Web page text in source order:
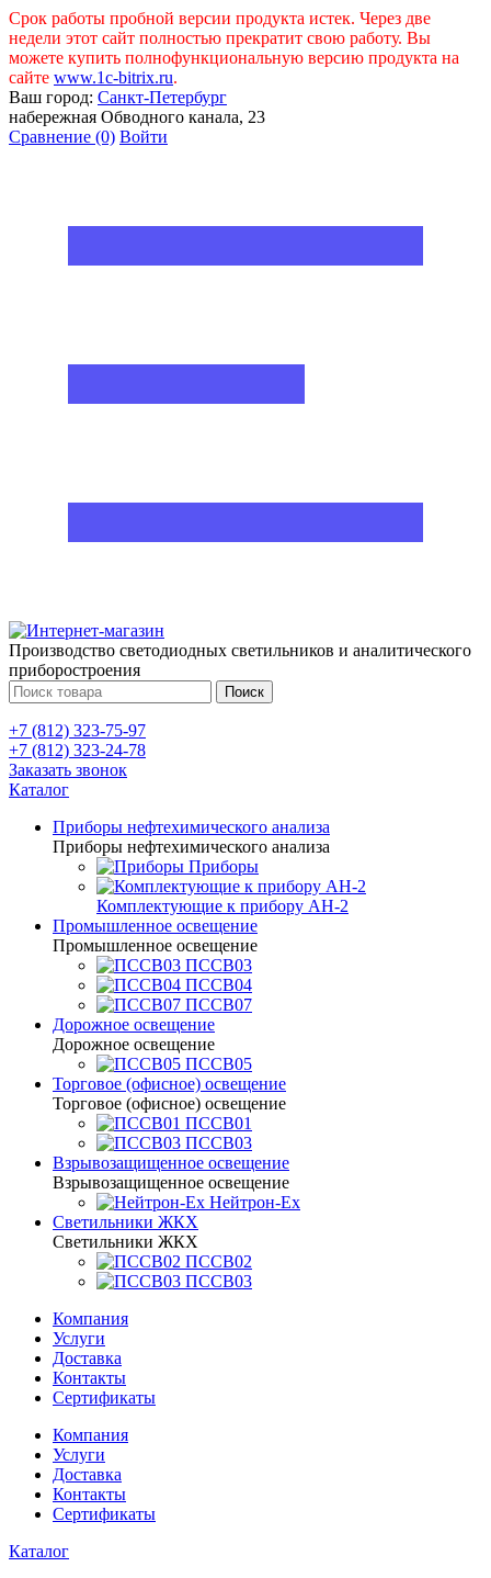
Срок работы пробной версии продукта истек. Через две
недели этот сайт полностью прекратит свою работу. Вы
можете купить полнофункциональную версию продукта на
сайте www.1c-bitrix.ru.
Ваш город: Санкт-Петербург
набережная Обводного канала, 23
Сравнение (0) Войти
Производство светодиодных светильников и аналитического
приборостроения
Поиск
+7 (812) 323-75-97
+7 (812) 323-24-78
Заказать звонок
Каталог
Приборы нефтехимического анализа
Приборы нефтехимического анализа
Приборы
Комплектующие к прибору АН-2
Промышленное освещение
Промышленное освещение
ПССВ03
ПССВ04
ПССВ07
Дорожное освещение
Дорожное освещение
ПССВ05
Торговое (офисное) освещение
Торговое (офисное) освещение
ПССВ01
ПССВ03
Взрывозащищенное освещение
Взрывозащищенное освещение
Нейтрон-Ex
Светильники ЖКХ
Светильники ЖКХ
ПССВ02
ПССВ03
Компания
Услуги
Доставка
Контакты
Сертификаты
Компания
Услуги
Доставка
Контакты
Сертификаты
Каталог